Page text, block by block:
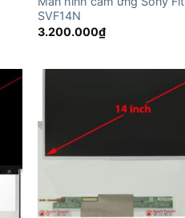
SVF14N
3.200.000₫